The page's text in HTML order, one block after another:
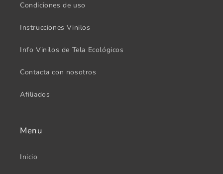
Condiciones de uso
Instrucciones Vinilos
Info Vinilos de Tela Ecológicos
Contacta con nosotros
Afiliados
Menu
Inicio